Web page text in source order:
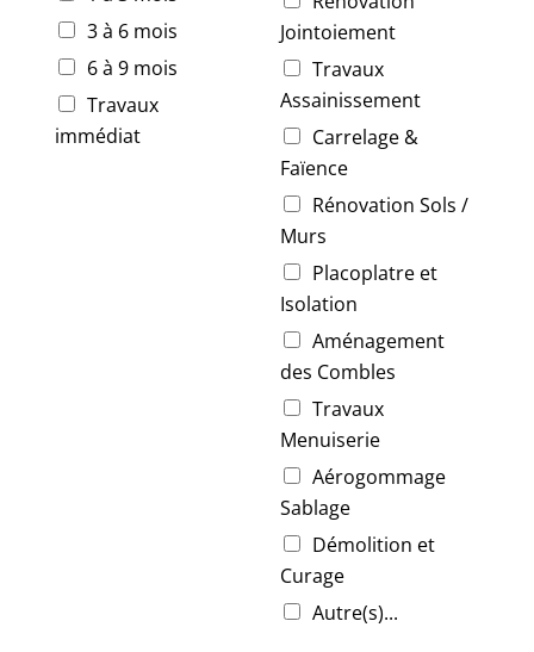
3 à 6 mois
6 à 9 mois
Travaux
immédiat
Jointoiement
Travaux
Assainissement
Carrelage &
Faïence
Rénovation Sols /
Murs
Placoplatre et
Isolation
Aménagement
des Combles
Travaux
Menuiserie
Aérogommage
Sablage
Démolition et
Curage
Autre(s)...